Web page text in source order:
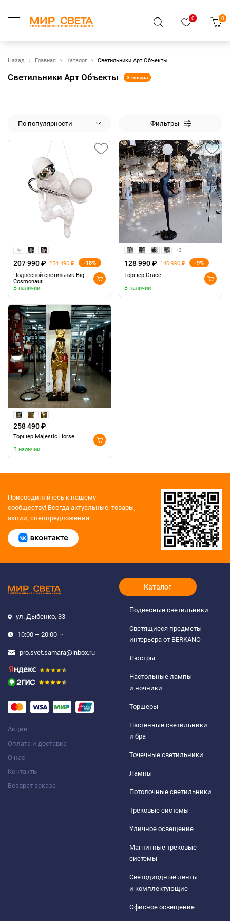
0 0
Назад Главная Каталог Светильники Арт Объекты
Светильники Арт Объекты 3 товара
По популярности Фильтры
207 990 ₽ 254 490 ₽
-18%
Подвесной светильник Big
Cosmonaut
В наличии
+3
128 990 ₽ 140 990 ₽
-9%
Торшер Grace
В наличии
258 490 ₽
Торшер Majestic Horse
В наличии
Присоединяйтесь к нашему
сообществу! Всегда актуальные: товары,
акции, спецпредложения.
ул. Дыбенко, 33
10:00 – 20:00
pro.svet.samara@inbox.ru
Акции
Оплата и доставка
О нас
Контакты
Возврат заказа
Каталог
Подвесные светильники
Светящиеся предметы
интерьера от BERKANO
Люстры
Настольные лампы
и ночники
Торшеры
Настенные светильники
и бра
Точечные светильники
Лампы
Потолочные светильники
Трековые системы
Уличное освещение
Магнитные трековые
системы
Светодиодные ленты
и комплектующие
Офисное освещение